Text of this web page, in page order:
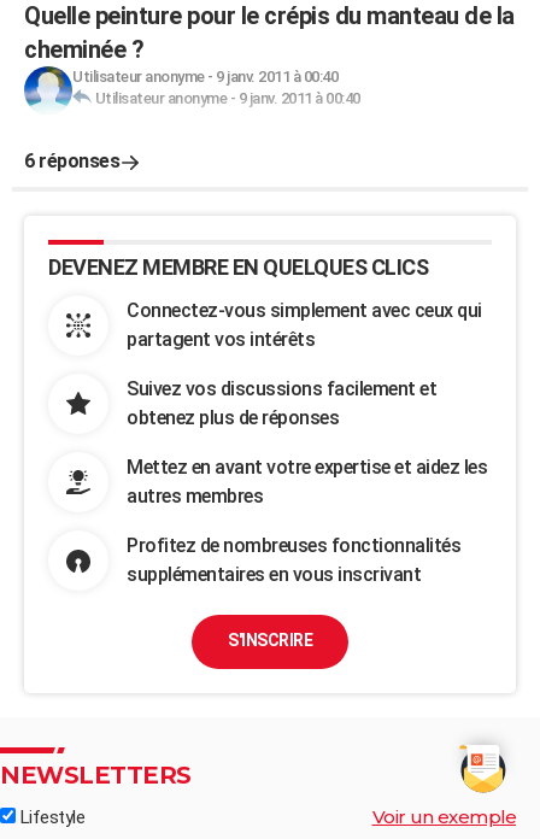
Quelle peinture pour le crépis du manteau de la
cheminée ?
Utilisateur anonyme- 9 janv. 2011 à 00:40
Utilisateur anonyme- 9 janv. 2011 à 00:40
6 réponses
DEVENEZ MEMBRE EN QUELQUES CLICS
Connectez-vous simplement avec ceux qui
partagent vos intérêts
Suivez vos discussions facilement et
obtenez plus de réponses
Mettez en avant votre expertise et aidez les
autres membres
Profitez de nombreuses fonctionnalités
supplémentaires en vous inscrivant
S'INSCRIRE
NEWSLETTERS
Lifestyle Voir un exemple